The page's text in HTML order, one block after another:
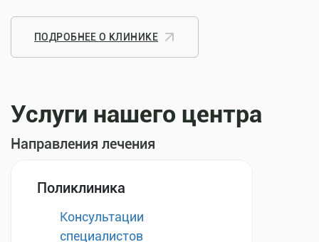
ПОДРОБНЕЕ О КЛИНИКЕ
Услуги нашего центра
Направления лечения
Поликлиника
Консультации
специалистов